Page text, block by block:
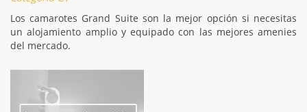
Los camarotes Grand Suite son la mejor opción si necesitas
un alojamiento amplio y equipado con las mejores amenies
del mercado.